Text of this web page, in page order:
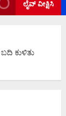
ಲೈವ್ ವೀಕ್ಷಿಸಿ
ಕುಳಿತು